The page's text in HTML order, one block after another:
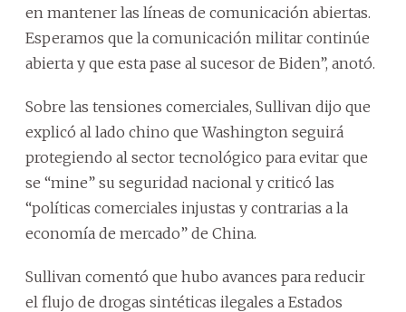
en mantener las líneas de comunicación abiertas.
Esperamos que la comunicación militar continúe
abierta y que esta pase al sucesor de Biden”, anotó.
Sobre las tensiones comerciales, Sullivan dijo que
explicó al lado chino que Washington seguirá
protegiendo al sector tecnológico para evitar que
se “mine” su seguridad nacional y criticó las
“políticas comerciales injustas y contrarias a la
economía de mercado” de China.
Sullivan comentó que hubo avances para reducir
el flujo de drogas sintéticas ilegales a Estados